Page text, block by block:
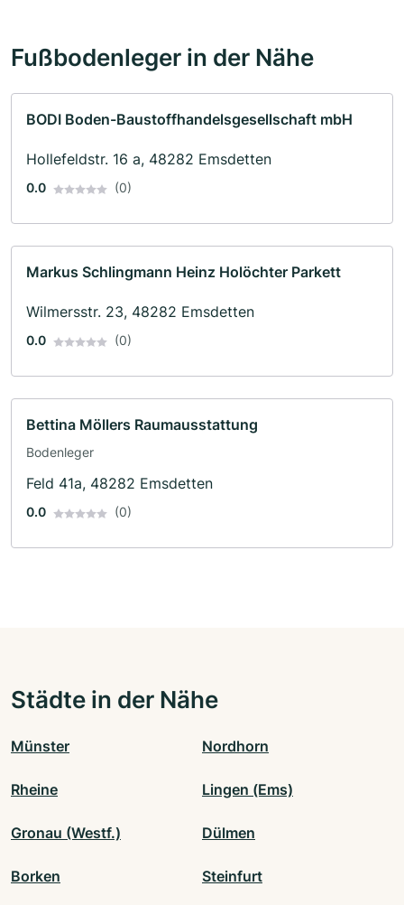
Fußbodenleger in der Nähe
BODI Boden-Baustoffhandelsgesellschaft mbH
Hollefeldstr. 16 a, 48282 Emsdetten
0.0 (0)
Markus Schlingmann Heinz Holöchter Parkett
Wilmersstr. 23, 48282 Emsdetten
0.0 (0)
Bettina Möllers Raumausstattung
Bodenleger
Feld 41a, 48282 Emsdetten
0.0 (0)
Städte in der Nähe
Münster Nordhorn
Rheine Lingen (Ems)
Gronau (Westf.) Dülmen
Borken Steinfurt